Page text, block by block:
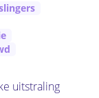
uitstraling